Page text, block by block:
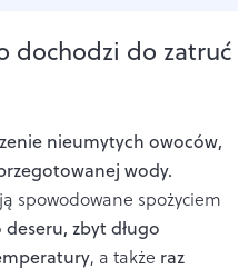
dochodzi do zatruć
nieumytych owoców,
wody.
spowodowane spożyciem
zbyt długo
, a także raz